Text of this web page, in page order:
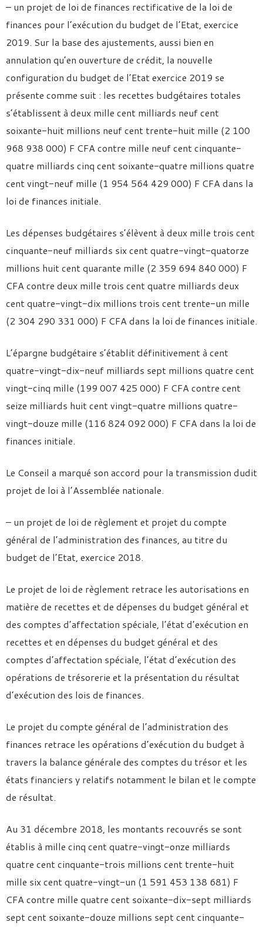
– un projet de loi de finances rectificative de la loi de
finances pour l’exécution du budget de l’Etat, exercice
2019. Sur la base des ajustements, aussi bien en
annulation qu’en ouverture de crédit, la nouvelle
configuration du budget de l’Etat exercice 2019 se
présente comme suit : les recettes budgétaires totales
s’établissent à deux mille cent milliards neuf cent
soixante-huit millions neuf cent trente-huit mille (2 100
968 938 000) F CFA contre mille neuf cent cinquante-
quatre milliards cinq cent soixante-quatre millions quatre
cent vingt-neuf mille (1 954 564 429 000) F CFA dans la
loi de finances initiale.
Les dépenses budgétaires s’élèvent à deux mille trois cent
cinquante-neuf milliards six cent quatre-vingt-quatorze
millions huit cent quarante mille (2 359 694 840 000) F
CFA contre deux mille trois cent quatre milliards deux
cent quatre-vingt-dix millions trois cent trente-un mille
(2 304 290 331 000) F CFA dans la loi de finances initiale.
L’épargne budgétaire s’établit définitivement à cent
quatre-vingt-dix-neuf milliards sept millions quatre cent
vingt-cinq mille (199 007 425 000) F CFA contre cent
seize milliards huit cent vingt-quatre millions quatre-
vingt-douze mille (116 824 092 000) F CFA dans la loi de
finances initiale.
Le Conseil a marqué son accord pour la transmission dudit
projet de loi à l’Assemblée nationale.
– un projet de loi de règlement et projet du compte
général de l’administration des finances, au titre du
budget de l’Etat, exercice 2018.
Le projet de loi de règlement retrace les autorisations en
matière de recettes et de dépenses du budget général et
des comptes d’affectation spéciale, l’état d’exécution en
recettes et en dépenses du budget général et des
comptes d’affectation spéciale, l’état d’exécution des
opérations de trésorerie et la présentation du résultat
d’exécution des lois de finances.
Le projet du compte général de l’administration des
finances retrace les opérations d’exécution du budget à
travers la balance générale des comptes du trésor et les
états financiers y relatifs notamment le bilan et le compte
de résultat.
Au 31 décembre 2018, les montants recouvrés se sont
établis à mille cinq cent quatre-vingt-onze milliards
quatre cent cinquante-trois millions cent trente-huit
mille six cent quatre-vingt-un (1 591 453 138 681) F
CFA contre mille quatre cent soixante-dix-sept milliards
sept cent soixante-douze millions sept cent cinquante-